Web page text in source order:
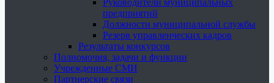
Руководители муниципальных
предприятий
Должности муниципальной службы
Резерв управленческих кадров
Результаты конкурсов
Полномочия, задачи и функции
Учрежденные СМИ
Партнерские связи